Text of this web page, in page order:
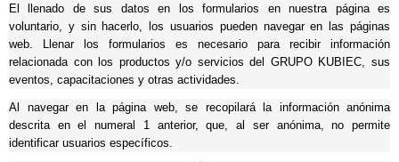
El llenado de sus datos en los formularios en nuestra página es
voluntario, y sin hacerlo, los usuarios pueden navegar en las páginas
web. Llenar los formularios es necesario para recibir información
relacionada con los productos y/o servicios del GRUPO KUBIEC, sus
eventos, capacitaciones y otras actividades.
Al navegar en la página web, se recopilará la información anónima
descrita en el numeral 1 anterior, que, al ser anónima, no permite
identificar usuarios específicos.